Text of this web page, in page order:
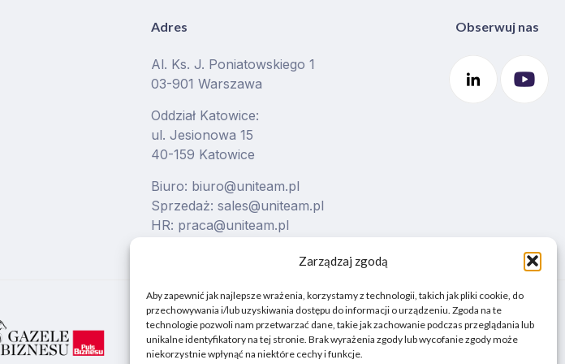
Zarządzaj zgodą
Aby zapewnić jak najlepsze wrażenia, korzystamy z technologii, takich jak pliki cookie, do
przechowywania i/lub uzyskiwania dostępu do informacji o urządzeniu. Zgoda na te
technologie pozwoli nam przetwarzać dane, takie jak zachowanie podczas przeglądania lub
unikalne identyfikatory na tej stronie. Brak wyrażenia zgody lub wycofanie zgody może
niekorzystnie wpłynąć na niektóre cechy i funkcje.
Adres
Al. Ks. J. Poniatowskiego 1
03-901 Warszawa
Oddział Katowice:
ul. Jesionowa 15
40-159 Katowice
Biuro: biuro@uniteam.pl
Sprzedaż: sales@uniteam.pl
HR: praca@uniteam.pl
Obserwuj nas